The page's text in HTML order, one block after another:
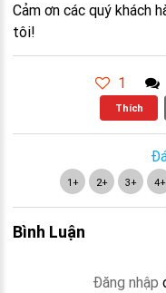
Cảm ơn các quý khách
tôi!
1
Thích
1+ 2+ 3+ 4+
Bình Luận
Đăng nhập